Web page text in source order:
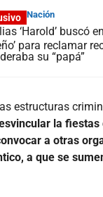
Nación
‘Harold’ buscó
para reclamar
su “papá”
estructuras
la fiestas
a otras
a que se